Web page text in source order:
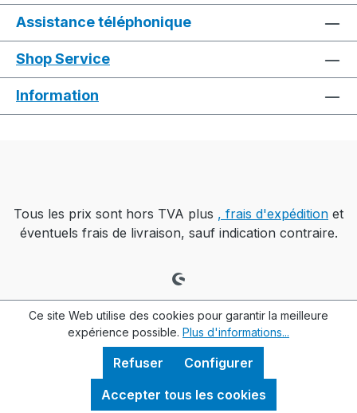
Assistance téléphonique
Shop Service
Information
Tous les prix sont hors TVA plus , frais d'expédition et
éventuels frais de livraison, sauf indication contraire.
Ce site Web utilise des cookies pour garantir la meilleure
expérience possible. Plus d'informations...
Refuser
Configurer
Accepter tous les cookies